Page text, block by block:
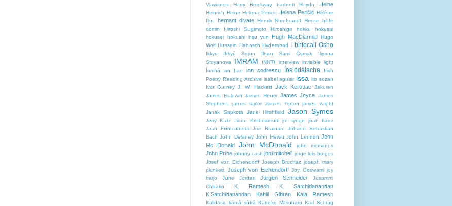
Vlavianos
Harry Brockway hartnett Haydn Heine
Heinrich Heine Helena Pericic Helena Peričić Hélène
Duc hemant divate Henrik Nordbrandt Hesse
hilde
domin
Hiroshi Sugimoto Hiroshige hokku
hokusai
hokusei hokushi hsu yun Hugh MacDiarmid Hugo
Wolf Hussein Habasch Hyderabad I bhfocail Osho
Ikkyu Ikkyû Sojun Ilhan Sami Çomak
Iliyana
Stoyanova
IMRAM INNTI interview invisible light
Íomhá an Lae
ion codrescu Íoslódálacha
Irish
Poetry Reading Archive isabel aguiar issa ito sozan
Ivor Gurney J. W. Hackett Jack Kerouac
Jakuren
James Baldwin James Henry James Joyce James
Stephens
james taylor James Tipton
james wright
Janak Sapkota
Jane Hirshfield Jason Symes
Jerry Katz Jiddu Krishnamurti jm synge
joan baez
Joan Fontcuberta
Joe Brainard
Johann Sebastian
Bach John Delaney John Hewitt John Lennon John
Mc Donald
John McDonald john mcmanus
John Prine johnny cash joni mitchell jorge luis borges
Josef von Eichendorff Joseph Bruchac joseph mary
plunkett Joseph von Eichendorff Joy Goswami joy
harjo
June Jordan Jürgen Schneider
Jusammi
Chikako
K. Ramesh
K. Satchidanandan
K.Satchidanandan
Kahlil Gibran Kala Ramesh
Kālidāsa kámá sútrá Kaneko Mitsuharo Karl Schrag